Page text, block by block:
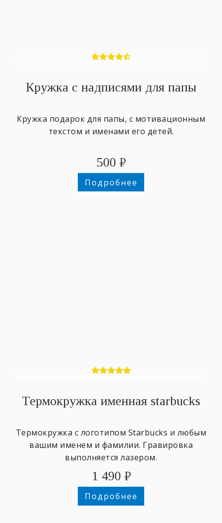
Кружка с надписями для папы
Кружка подарок для папы, с мотивационным
текстом и именами его детей.
500 ₽
Подробнее
Термокружка именная starbucks
Термокружка с логотипом Starbucks и любым
вашим именем и фамилии. Гравировка
выполняется лазером.
1 490 ₽
Подробнее